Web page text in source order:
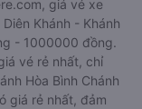
giá vé xe
Khánh - Khánh
- 1000000 đồng.
vé rẻ nhất, chỉ
Hòa Bình Chánh
giá rẻ nhất, đảm